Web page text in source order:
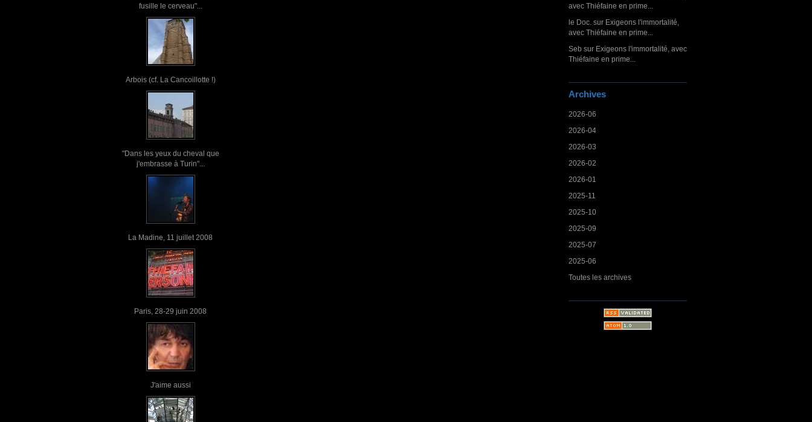
fusille le cerveau"...
Arbois (cf. La Cancoillotte !)
"Dans les yeux du cheval que
j'embrasse à Turin"...
La Madine, 11 juillet 2008
Paris, 28-29 juin 2008
J'aime aussi
avec Thiéfaine en prime...
le Doc. sur Exigeons l'immortalité,
avec Thiéfaine en prime...
Seb sur Exigeons l'immortalité, avec
Thiéfaine en prime...
Archives
2026-06
2026-04
2026-03
2026-02
2026-01
2025-11
2025-10
2025-09
2025-07
2025-06
Toutes les archives